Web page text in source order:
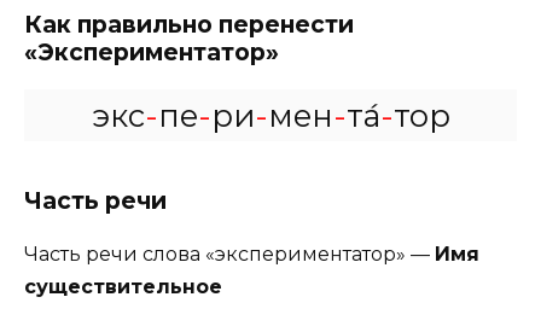
Как правильно перенести
«Экспериментатор»
экс-пе-ри-мен-та́-тор
Часть речи
Часть речи слова «экспериментатор» — Имя
существительное